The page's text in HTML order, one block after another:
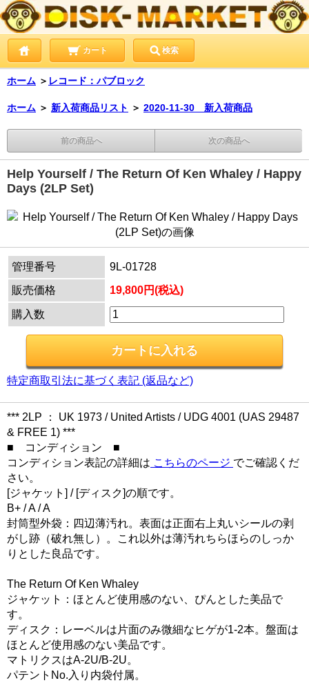
カート 検索
ホーム ＞ レコード：パブロック
ホーム ＞ 新入荷商品リスト ＞ 2020-11-30 新入荷商品
前の商品へ 次の商品へ
Help Yourself / The Return Of Ken Whaley / Happy
Days (2LP Set)
管理番号
9L-01728
販売価格
19,800円(税込)
購入数
特定商取引法に基づく表記 (返品など)
*** 2LP ： UK 1973 / United Artists / UDG 4001 (UAS 29487
& FREE 1) ***
■ コンディション ■
コンディション表記の詳細は こちらのページ でご確認くだ
さい。
[ジャケット] / [ディスク]の順です。
B+ / A / A
封筒型外袋：四辺薄汚れ。表面は正面右上丸いシールの剥
がし跡（破れ無し）。これ以外は薄汚れちらほらのしっか
りとした良品です。
The Return Of Ken Whaley
ジャケット：ほとんど使用感のない、ぴんとした美品で
す。
ディスク：レーベルは片面のみ微細なヒゲが1-2本。盤面は
ほとんど使用感のない美品です。
マトリクスはA-2U/B-2U。
パテントNo.入り内袋付属。